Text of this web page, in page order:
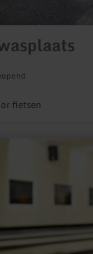
fietsen